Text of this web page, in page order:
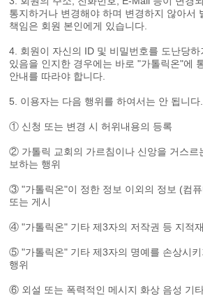
통지하거나 변경해야 하며 변경하지 않아서
책임은 회원 본인에게 있습니다.
4. 회원이 자신의 ID 및 비밀번호를 도난당
있음을 인지한 경우에는 바로 "가톨릭온"에
안내를 따라야 합니다.
5. 이용자는 다음 행위를 하여서는 안 됩니다.
① 신청 또는 변경 시 허위내용의 등록
② 가톨릭 교회의 가르침이나 신앙을 거스르
보하는 행위
③ "가톨릭온"이 정한 정보 이외의 정보 (컴
또는 게시
④ "가톨릭온" 기타 제3자의 저작권 등 지적
⑤ "가톨릭온" 기타 제3자의 명예를 손상시
행위
⑥ 외설 또는 폭력적인 메시지 화상 음성 기